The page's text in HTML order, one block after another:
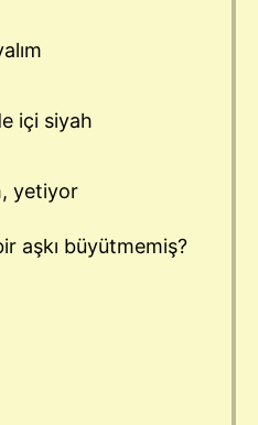
içi siyah
yetiyor
aşkı büyütmemiş?